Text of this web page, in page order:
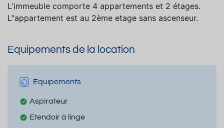
L'immeuble comporte 4 appartements et 2 étages.
L"appartement est au 2ème etage sans ascenseur.
Equipements de la location
Equipements
Aspirateur
Etendoir à linge